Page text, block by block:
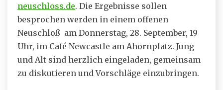
neuschloss.de. Die Ergebnisse sollen
besprochen werden in einem offenen
Neuschloß am Donnerstag, 28. September, 19
Uhr, im Café Newcastle am Ahornplatz. Jung
und Alt sind herzlich eingeladen, gemeinsam
zu diskutieren und Vorschläge einzubringen.